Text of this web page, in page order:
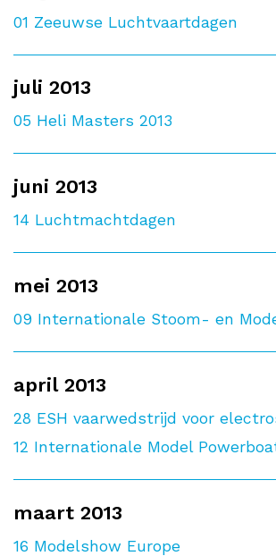
01 Zeeuwse Luchtvaartdagen
juli 2013
05 Heli Masters 2013
juni 2013
14 Luchtmachtdagen
mei 2013
09 Internationale Stoom- en
april 2013
28 ESH vaarwedstrijd voor
12 Internationale Model
maart 2013
16 Modelshow Europe